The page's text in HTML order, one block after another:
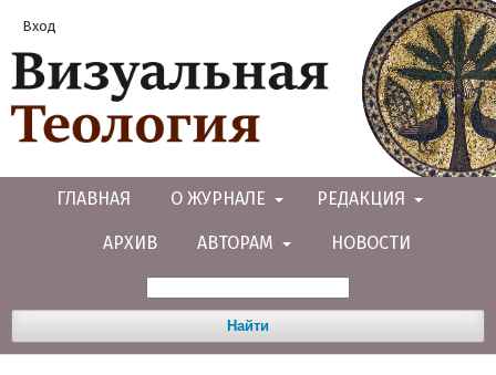
ГЛАВНАЯ О ЖУРНАЛЕ РЕДАКЦИЯ
АРХИВ АВТОРАМ НОВОСТИ
Найти
Вход